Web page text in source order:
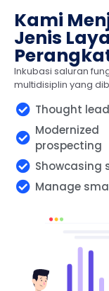
Kami
Jenis
Inkubasi saluran
multidisiplin yang
Thought
Modernized
prospecting
Showcasing
Manage